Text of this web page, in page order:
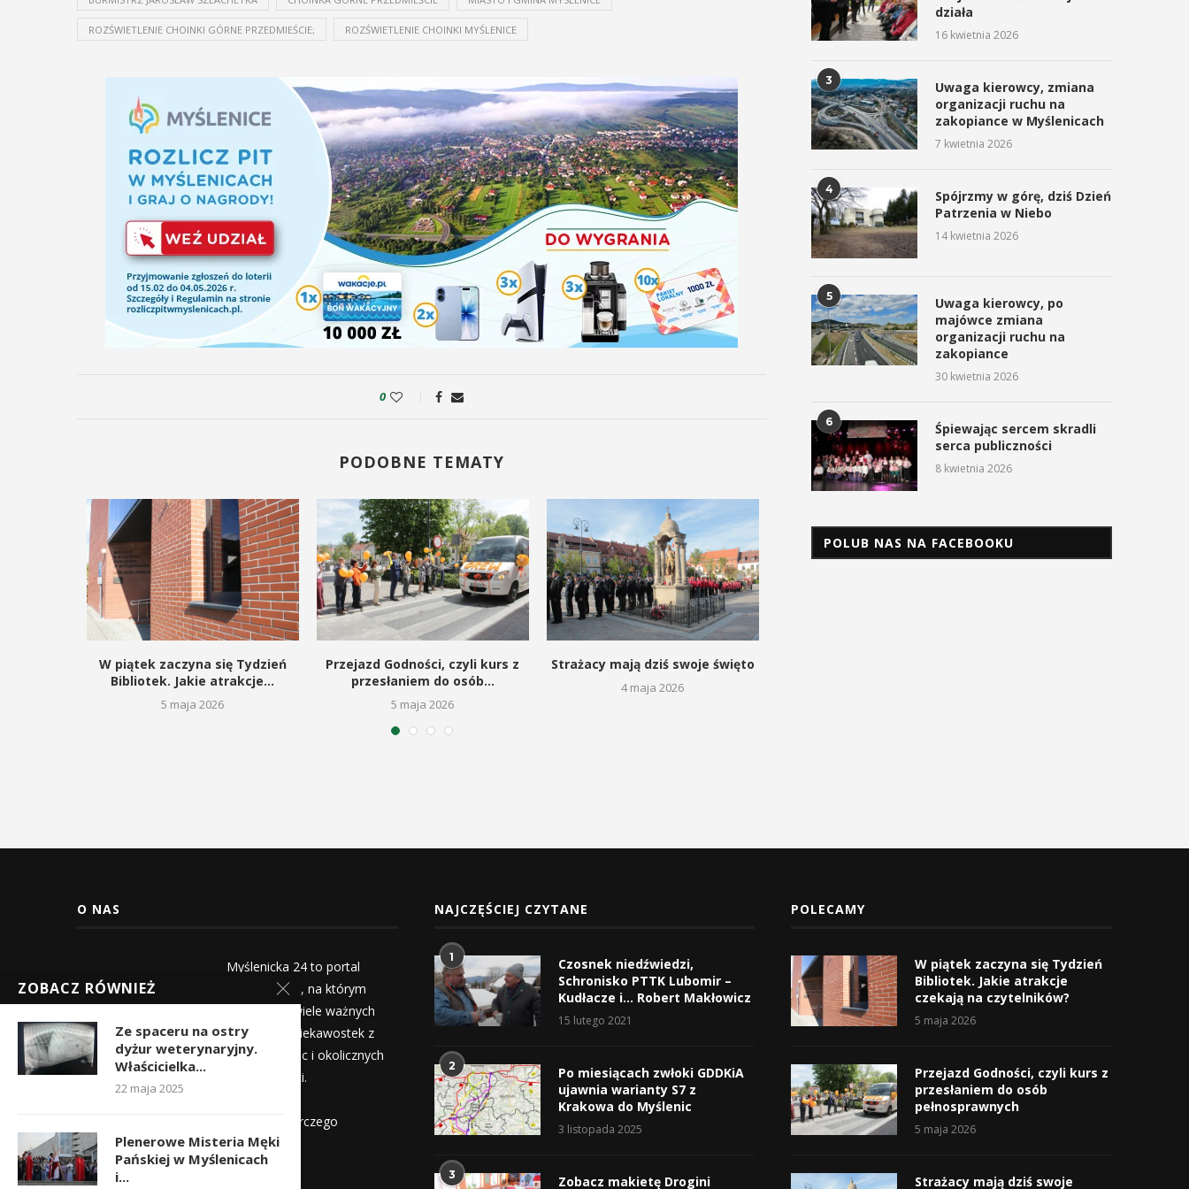
ROZŚWIETLENIE CHOINKI GÓRNE PRZEDMIEŚCIE; ROZŚWIETLENIE CHOINKI MYŚLENICE
0
PODOBNE TEMATY
W piątek zaczyna się Tydzień
Bibliotek. Jakie atrakcje...
5 maja 2026
Przejazd Godności, czyli kurs z
przesłaniem do osób...
5 maja 2026
Strażacy mają dziś swoje święto
4 maja 2026
działa
16 kwietnia 2026
3
Uwaga kierowcy, zmiana
organizacji ruchu na
zakopiance w Myślenicach
7 kwietnia 2026
4
Spójrzmy w górę, dziś Dzień
Patrzenia w Niebo
14 kwietnia 2026
5
Uwaga kierowcy, po
majówce zmiana
organizacji ruchu na
zakopiance
30 kwietnia 2026
6
Śpiewając sercem skradli
serca publiczności
8 kwietnia 2026
POLUB NAS NA FACEBOOKU
O NAS
Myślenicka 24 to portal
informacyjny, na którym
znajdziecie wiele ważnych
informacji i ciekawostek z
życia Myślenic i okolicznych
miejscowości.
Myślenicka Agencja Rozwoju Gospodarczego
Kontakt:
NAJCZĘŚCIEJ CZYTANE
1
Czosnek niedźwiedzi,
Schronisko PTTK Lubomir –
Kudłacze i… Robert Makłowicz
15 lutego 2021
2
Po miesiącach zwłoki GDDKiA
ujawnia warianty S7 z
Krakowa do Myślenic
3 listopada 2025
3 Zobacz makietę Drogini
POLECAMY
W piątek zaczyna się Tydzień
Bibliotek. Jakie atrakcje
czekają na czytelników?
5 maja 2026
Przejazd Godności, czyli kurs z
przesłaniem do osób
pełnosprawnych
5 maja 2026
Strażacy mają dziś swoje
ZOBACZ RÓWNIEŻ
Ze spaceru na ostry
dyżur weterynaryjny.
Właścicielka...
22 maja 2025
Plenerowe Misteria Męki
Pańskiej w Myślenicach
i...